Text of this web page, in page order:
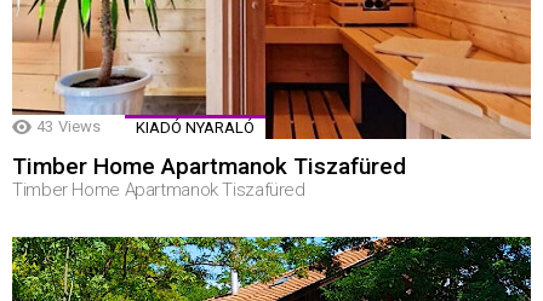
43 Views KIADÓ NYARALÓ
Timber Home Apartmanok Tiszafüred
Timber Home Apartmanok Tiszafüred